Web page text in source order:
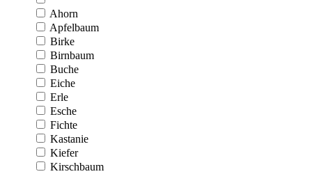
Ahorn
Apfelbaum
Birke
Birnbaum
Buche
Eiche
Erle
Esche
Fichte
Kastanie
Kiefer
Kirschbaum